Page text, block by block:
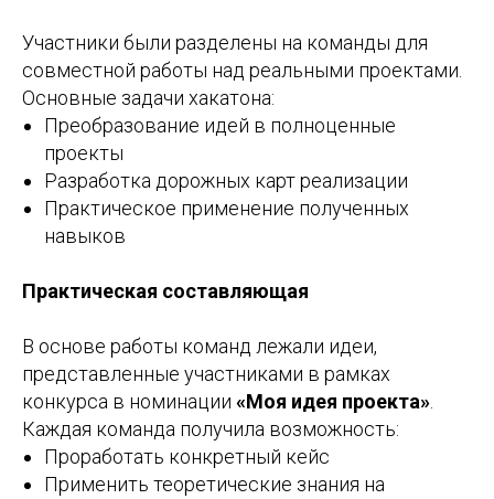
Участники были разделены на команды для
совместной работы над реальными проектами.
Основные задачи хакатона:
Преобразование идей в полноценные
проекты
Разработка дорожных карт реализации
Практическое применение полученных
навыков
Практическая составляющая
В основе работы команд лежали идеи,
представленные участниками в рамках
конкурса в номинации «Моя идея проекта»
Каждая команда получила возможность:
Проработать конкретный кейс
Применить теоретические знания на